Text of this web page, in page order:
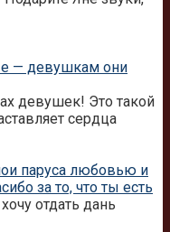
— девушкам они
девушек! Это такой
сердца
паруса любовью и
за то, что ты есть
отдать дань